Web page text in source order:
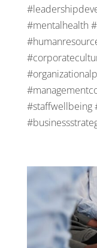
#mentalhealth
#staffwellbeing